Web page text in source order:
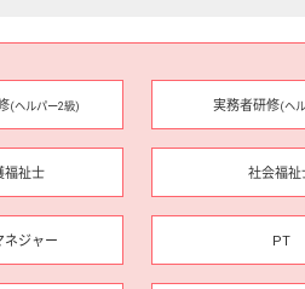
(ヘルパー2級) 実務者研修(ヘ
福祉士 社会福祉
ネジャー PT